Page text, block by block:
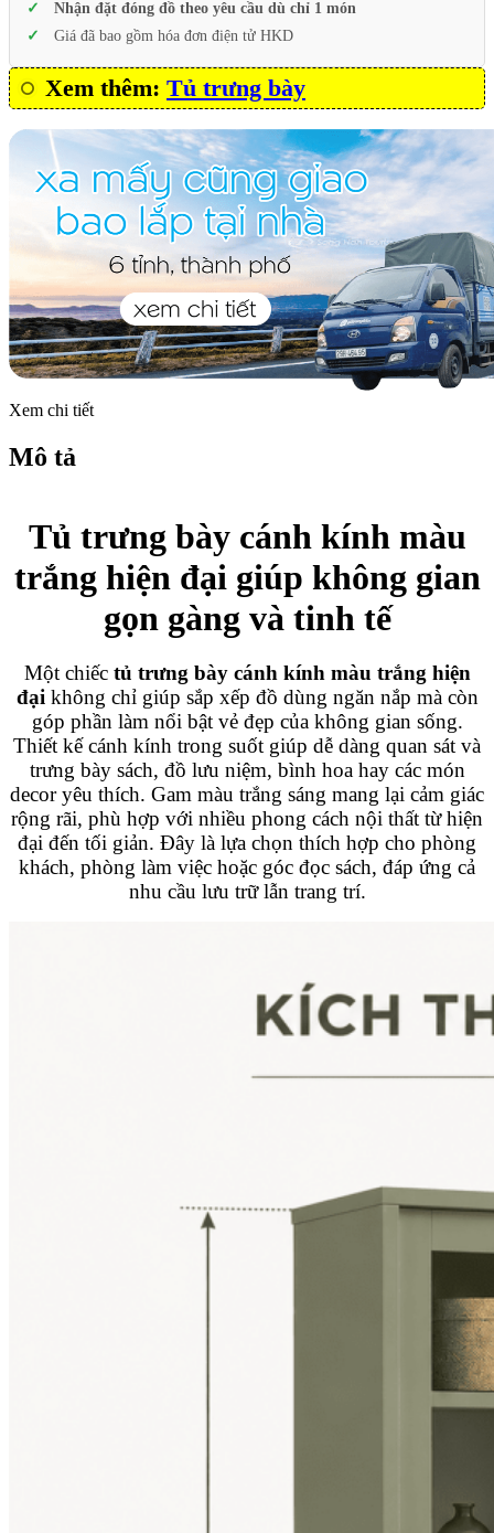
Nhận đặt đóng đồ theo yêu cầu dù chỉ 1 món
Giá đã bao gồm hóa đơn điện tử HKD
Xem thêm: Tủ trưng bày
Xem chi tiết
Mô tả
Tủ trưng bày cánh kính màu
trắng hiện đại giúp không gian
gọn gàng và tinh tế
Một chiếc tủ trưng bày cánh kính màu trắng hiện
đại không chỉ giúp sắp xếp đồ dùng ngăn nắp mà còn
góp phần làm nổi bật vẻ đẹp của không gian sống.
Thiết kế cánh kính trong suốt giúp dễ dàng quan sát và
trưng bày sách, đồ lưu niệm, bình hoa hay các món
decor yêu thích. Gam màu trắng sáng mang lại cảm giác
rộng rãi, phù hợp với nhiều phong cách nội thất từ hiện
đại đến tối giản. Đây là lựa chọn thích hợp cho phòng
khách, phòng làm việc hoặc góc đọc sách, đáp ứng cả
nhu cầu lưu trữ lẫn trang trí.